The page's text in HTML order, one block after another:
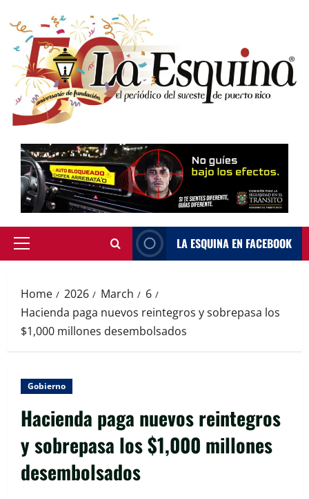
to
content
Primary
LA ESQUINA EN FACEBOOK
Home 2026 March
6
Hacienda paga nuevos reintegros y sobrepasa los
$1,000 millones desembolsados
Gobierno
Hacienda paga nuevos reintegros
y sobrepasa los $1,000 millones
desembolsados